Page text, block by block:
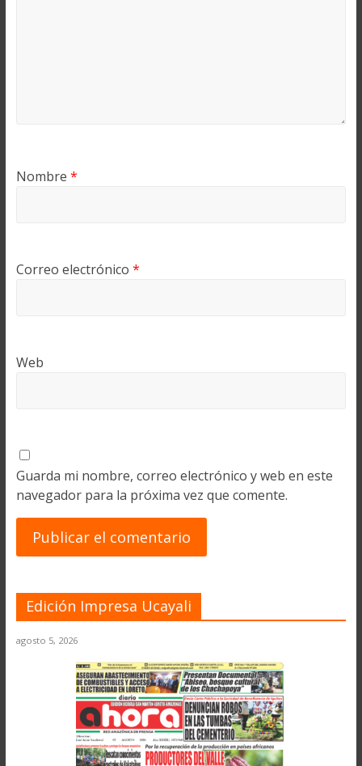
Nombre *
Correo electrónico *
Web
Guarda mi nombre, correo electrónico y web en este
navegador para la próxima vez que comente.
Edición Impresa Ucayali
agosto 5, 2026